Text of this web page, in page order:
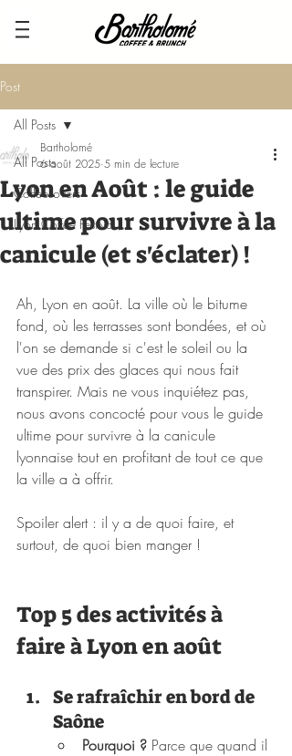
Post
All Posts
CoffeeLovers
Lyon Coffee Festival
All Posts
Lyon en Août : le guide
ultime pour survivre à la
canicule (et s'éclater) !
Bartholomé
6 août 2025 5 min de lecture
Ah, Lyon en août. La ville où le bitume
fond, où les terrasses sont bondées, et où
l'on se demande si c'est le soleil ou la
vue des prix des glaces qui nous fait
transpirer. Mais ne vous inquiétez pas,
nous avons concocté pour vous le guide
ultime pour survivre à la canicule
lyonnaise tout en profitant de tout ce que
la ville a à offrir.
Spoiler alert : il y a de quoi faire, et
surtout, de quoi bien manger !
Top 5 des activités à
faire à Lyon en août
Se rafraîchir en bord de
Saône
Pourquoi ? Parce que quand il